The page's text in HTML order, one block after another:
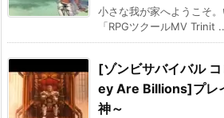
小さな我が家へようこそ
「RPGツクールMV Trinit
[ゾンビサバイバル
ey Are Billions]プレ
神～